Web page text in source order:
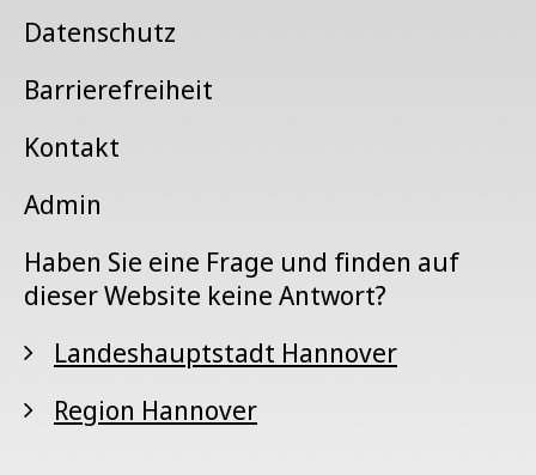
Datenschutz
Barrierefreiheit
Kontakt
Admin
Haben Sie eine Frage und finden auf
dieser Website keine Antwort?
Landeshauptstadt Hannover
Region Hannover